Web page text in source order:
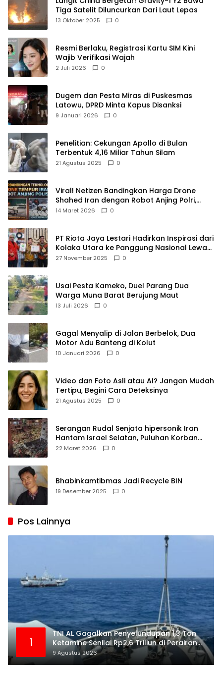
Tiga Satelit Diluncurkan Dari Laut Lepas
13 Oktober 2025 0
Resmi Berlaku, Registrasi Kartu SIM Kini
Wajib Verifikasi Wajah
2 Juli 2026 0
Dugem dan Pesta Miras di Puskesmas
Latowu, DPRD Minta Kapus Disanksi
9 Januari 2026 0
Penelitian: Cekungan Apollo di Bulan
Terbentuk 4,16 Miliar Tahun Silam
21 Agustus 2025 0
Viral! Netizen Bandingkan Harga Drone
Shahed Iran dengan Robot Anjing Polri,
Selisihnya Capai 5 Kali Lipat
14 Maret 2026 0
PT Riota Jaya Lestari Hadirkan Inspirasi dari
Kolaka Utara ke Panggung Nasional Lewat
Dua Penghargaan Bergengsi
27 November 2025 0
Usai Pesta Kameko, Duel Parang Dua
Warga Muna Barat Berujung Maut
13 Juli 2026 0
Gagal Menyalip di Jalan Berbelok, Dua
Motor Adu Banteng di Kolut
10 Januari 2026 0
Video dan Foto Asli atau AI? Jangan Mudah
Tertipu, Begini Cara Deteksinya
21 Agustus 2025 0
Serangan Rudal Senjata hipersonik Iran
Hantam Israel Selatan, Puluhan Korban
Dilaporkan Meninggal dan Ratusan Terluka
22 Maret 2026 0
Bhabinkamtibmas Jadi Recycle BIN
19 Desember 2025 0
Pos Lainnya
1
TNI AL Gagalkan Penyelundupan 1,3 Ton
Ketamine Senilai Rp2,6 Triliun di Perairan
Kepri
9 Agustus 2026